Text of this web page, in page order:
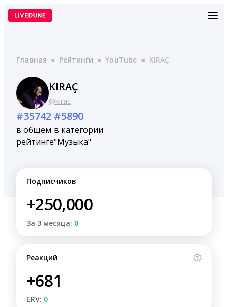
Перейти
Главная ● Рейтинги ● YouTube ● KIRAÇ
KIRAÇ
@kirac
#35742
в общем
рейтинге
#5890
в категории
"Музыка"
Подписчиков
+250,000
За 3 месяца: 0
Реакций
+681
ERV: 0